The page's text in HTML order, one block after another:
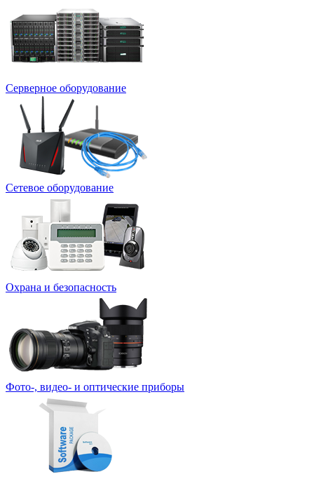
Серверное оборудование
Сетевое оборудование
Охрана и безопасность
Фото-, видео- и оптические приборы